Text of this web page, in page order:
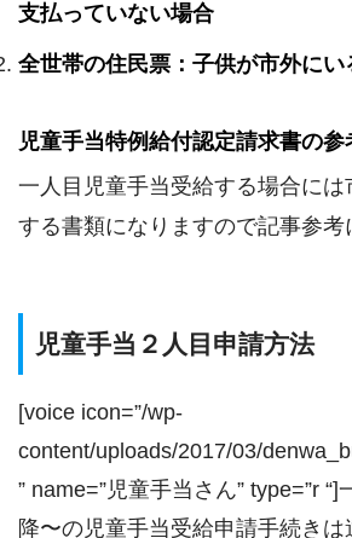
支払っていない場合
全世帯の住民票：子供が市外にい
児童手当特例給付認定請求書の参
一人目児童手当受給する場合には
する書類になりますので記事参考
児童手当２人目申請方法
[voice icon=”/wp-
content/uploads/2017/03/
” name=”児童手当さん” type=”r
降〜の児童手当受給申請手続き